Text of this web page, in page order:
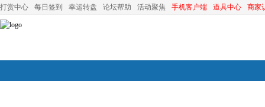
打赏中心 每日签到 幸运转盘 论坛帮助 活动聚焦 手机客户端 道具中心 商家